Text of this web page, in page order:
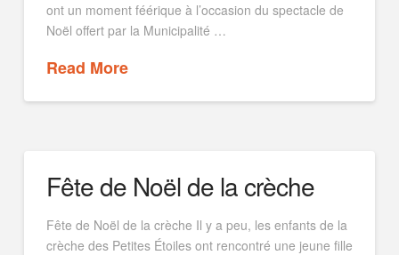
ont un moment féérique à l’occasion du spectacle de
Noël offert par la Municipalité …
Read More
Fête de Noël de la crèche
Fête de Noël de la crèche Il y a peu, les enfants de la
crèche des Petites Étoiles ont rencontré une jeune fille